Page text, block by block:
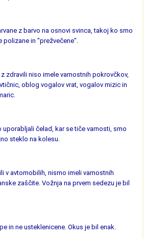
z barvo na osnovi svinca, takoj ko smo
polizane in "prežvečene".
zdravili niso imele varnostnih pokrovčkov,
oblog vogalov vrat, vogalov mizic in
čelad, kar se tiče varnosti, smo
steklo na kolesu.
v avtomobilih, nismo imeli varnostnih
zaščite. Vožnja na prvem sedezu je bil
in ne usteklenicene. Okus je bil enak.